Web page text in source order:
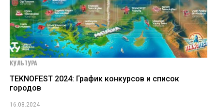
КУЛЬТУРА
TEKNOFEST 2024: График конкурсов и список
городов
16.08.2024